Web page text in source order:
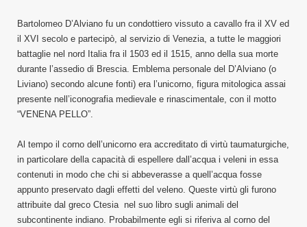
Bartolomeo D’Alviano fu un condottiero vissuto a cavallo fra il XV ed
il XVI secolo e partecipò, al servizio di Venezia, a tutte le maggiori
battaglie nel nord Italia fra il 1503 ed il 1515, anno della sua morte
durante l’assedio di Brescia. Emblema personale del D’Alviano (o
Liviano) secondo alcune fonti) era l’unicorno, figura mitologica assai
presente nell’iconografia medievale e rinascimentale, con il motto
“VENENA PELLO”.
Al tempo il corno dell’unicorno era accreditato di virtù taumaturgiche,
in particolare della capacità di espellere dall’acqua i veleni in essa
contenuti in modo che chi si abbeverasse a quell’acqua fosse
appunto preservato dagli effetti del veleno. Queste virtù gli furono
attribuite dal greco Ctesia nel suo libro sugli animali del
subcontinente indiano. Probabilmente egli si riferiva al corno del